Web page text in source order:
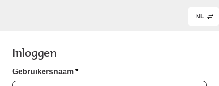
NL
Inloggen
Gebruikersnaam*